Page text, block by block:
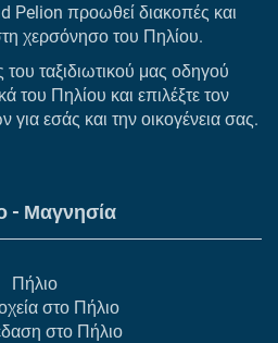
Pelion προωθεί διακοπές και
χερσόνησο του Πηλίου.
ταξιδιωτικού μας οδηγού
του Πηλίου και επιλέξτε τον
εσάς και την οικογένεια σας.
- Μαγνησία
Πήλιο
στο Πήλιο
στο Πήλιο